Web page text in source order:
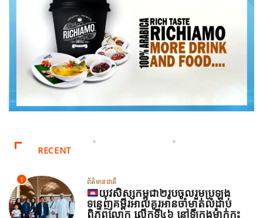
RECENT
1 ព័ត៌មានជាតិ
យុវសិស្សកម្ពុជា២រូបចូលរួមប្រឡង
ទន្ទេញគម្ពីរអាល់គូរអានចាំមាត់លំដាប់
ពិភពលោក លើកទី៤៦ នៅទីក្រុងម៉ាក់កះ